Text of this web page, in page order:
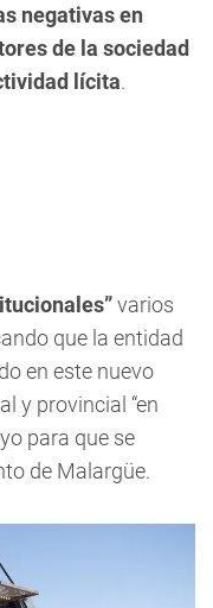
negativas en
de la sociedad
lícita.
varios
que la entidad
en este nuevo
y provincial “en
para que se
de Malargüe.